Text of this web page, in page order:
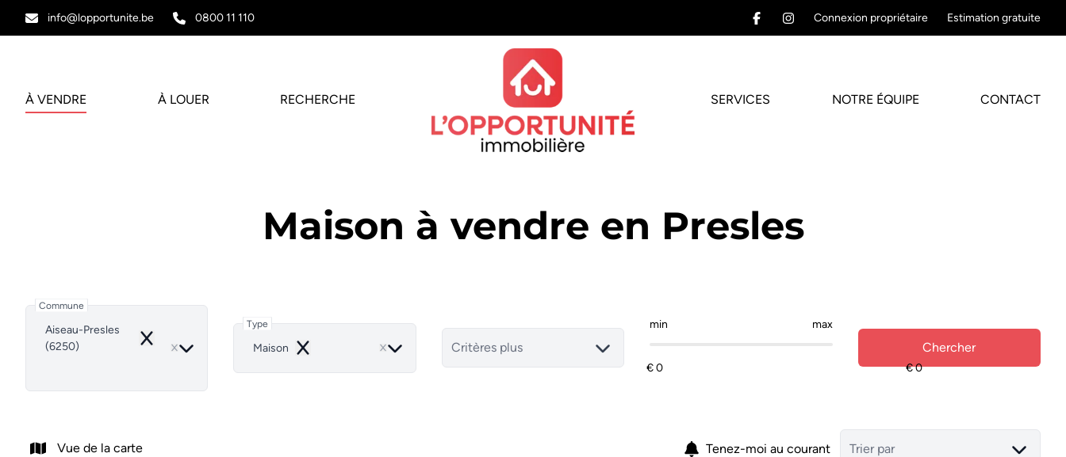
info@lopportunite.be 0800 11 110 Connexion propriétaire Estimation gratuite
À VENDRE À LOUER RECHERCHE SERVICES NOTRE ÉQUIPE CONTACT
Maison à vendre en Presles
Commune
Aiseau-Presles
(6250)
Remove
Type
Maison
Remove Critères plus
min max
Chercher
Vue de la carte Tenez-moi au courant Trier par